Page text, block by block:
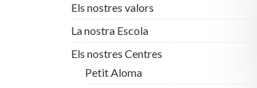
Els nostres valors
La nostra Escola
Els nostres Centres
Petit Aloma